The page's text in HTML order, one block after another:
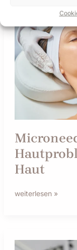
Haut
Lösung
für
Hautprobleme
und
strahlende
Haut
weiterlesen »
Microdermabrasion: